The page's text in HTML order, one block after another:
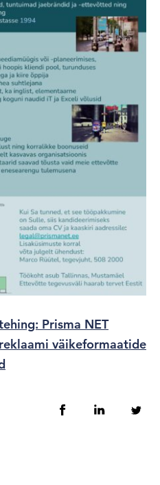
Prisma NET
väikeformaatide